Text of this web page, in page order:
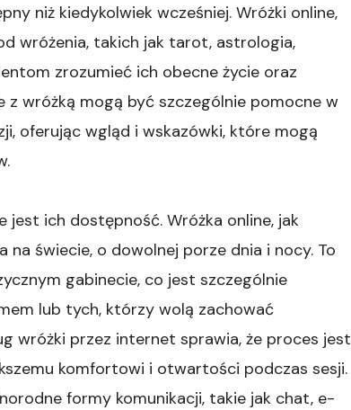
niż kiedykolwiek wcześniej. Wróżki online,
wróżenia, takich jak tarot, astrologia,
zrozumieć ich obecne życie oraz
z wróżką mogą być szczególnie pomocne w
oferując wgląd i wskazówki, które mogą
jest ich dostępność. Wróżka online, jak
świecie, o dowolnej porze dnia i nocy. To
gabinecie, co jest szczególnie
lub tych, którzy wolą zachować
wróżki przez internet sprawia, że proces jest
komfortowi i otwartości podczas sesji.
formy komunikacji, takie jak chat, e-